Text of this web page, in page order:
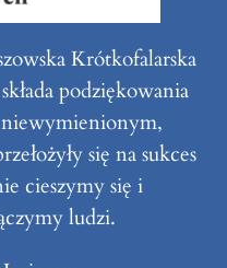
Krótkofalarska
podziękowania
się na sukces
cieszymy się i
ludzi.